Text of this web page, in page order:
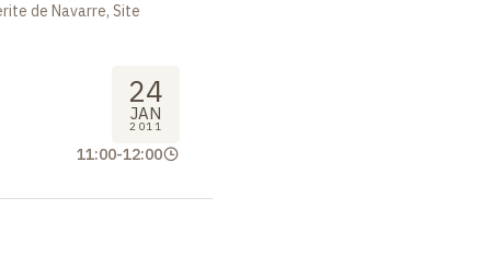
de Navarre, Site
24
JAN
2011
11:00-12:00